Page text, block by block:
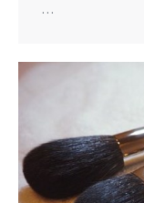
…